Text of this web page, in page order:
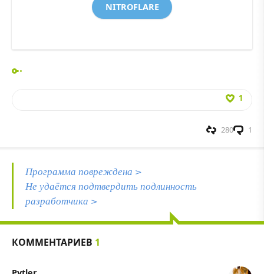
NITROFLARE
1
1
280
Программа повреждена >
Не удаётся подтвердить подлинность
разработчика >
КОММЕНТАРИЕВ 1